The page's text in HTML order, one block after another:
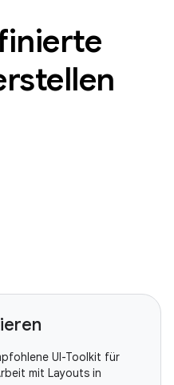
UI-Toolkit für
mit Layouts in